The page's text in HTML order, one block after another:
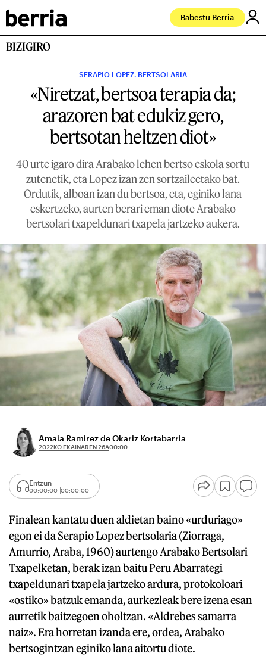
Babestu Berria
BIZIGIRO
SERAPIO LOPEZ. BERTSOLARIA
«Niretzat, bertsoa terapia da;
arazoren bat edukiz gero,
bertsotan heltzen diot»
40 urte igaro dira Arabako lehen bertso eskola sortu
zutenetik, eta Lopez izan zen sortzaileetako bat.
Ordutik, alboan izan du bertsoa, eta, eginiko lana
eskertzeko, aurten berari eman diote Arabako
bertsolari txapeldunari txapela jartzeko aukera.
Amaia Ramirez de Okariz Kortabarria
2022KO EKAINAREN 26A00:00
Entzun
00:00:00 00:00:00
Finalean kantatu duen aldietan baino «urduriago»
egon ei da Serapio Lopez bertsolaria (Ziorraga,
Amurrio, Araba, 1960) aurtengo Arabako Bertsolari
Txapelketan, berak izan baitu Peru Abarrategi
txapeldunari txapela jartzeko ardura, protokoloari
«ostiko» batzuk emanda, aurkezleak bere izena esan
aurretik baitzegoen oholtzan. «Aldrebes samarra
naiz». Era horretan izanda ere, ordea, Arabako
bertsogintzan eginiko lana aitortu diote.